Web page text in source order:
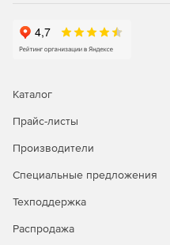
Полнофункциональное
Удаленное
доменами и рабочими
Задачи
Мастер настройки для
Каталог
Прайс-листы
Производители
Специальные предложения
Техподдержка
Распродажа